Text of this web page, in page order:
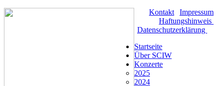
Kontakt Impressum
Haftungshinweis
Datenschutzerklärung
Startseite
Über SCIW
Konzerte
2025
2024